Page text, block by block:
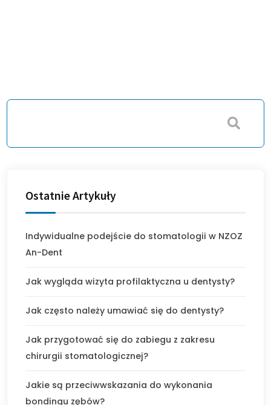
Ostatnie Artykuły
Indywidualne podejście do stomatologii w NZOZ
An-Dent
Jak wygląda wizyta profilaktyczna u dentysty?
Jak często należy umawiać się do dentysty?
Jak przygotować się do zabiegu z zakresu
chirurgii stomatologicznej?
Jakie są przeciwwskazania do wykonania
bondingu zębów?